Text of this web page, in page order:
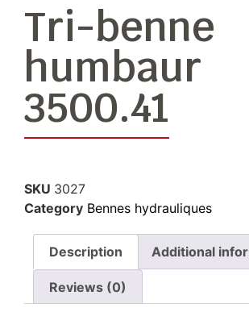
Tri-benne
humbaur
3500.41
SKU 3027
Category Bennes hydrauliques
Description Additional
Reviews (0)